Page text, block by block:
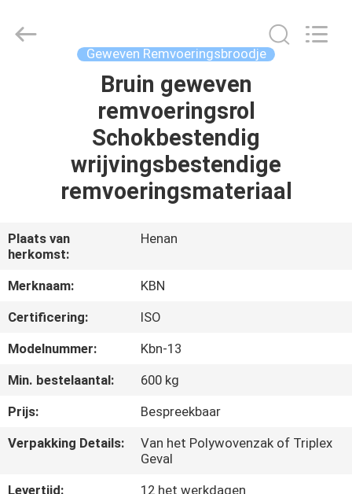
PRODUCTEN
ONGEVEER
FABRIEKSREIS
KWALITEITSCONTROLE
CONTACTEER
ONS
VERZOEK
Geweven Remvoeringsbroodje
Bruin geweven
remvoeringsrol
Schokbestendig
wrijvingsbestendige
remvoeringsmateriaal
Plaats van
herkomst:
Henan
Merknaam:
KBN
Certificering:
ISO
Modelnummer:
Kbn-13
Min. bestelaantal:
600 kg
Prijs:
Bespreekbaar
Verpakking Details:
Van het Polywovenzak of Triplex
Geval
Levertijd:
12 het werkdagen